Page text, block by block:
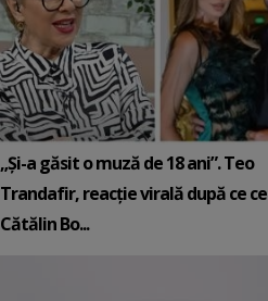
„Și-a găsit o muză de 18 ani”. Teo
Trandafir, reacție virală după ce ce
Cătălin Bo...